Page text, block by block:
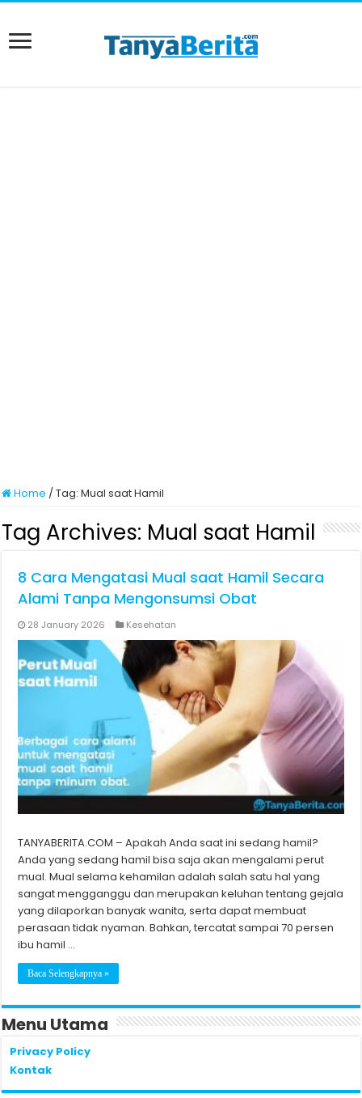
Home /Tag:Mual saat Hamil
Tag Archives: Mual saat Hamil
8 Cara Mengatasi Mual saat Hamil Secara
Alami Tanpa Mengonsumsi Obat
28 January 2026 Kesehatan
TANYABERITA.COM – Apakah Anda saat ini sedang hamil?
Anda yang sedang hamil bisa saja akan mengalami perut
mual. Mual selama kehamilan adalah salah satu hal yang
sangat mengganggu dan merupakan keluhan tentang gejala
yang dilaporkan banyak wanita, serta dapat membuat
perasaan tidak nyaman. Bahkan, tercatat sampai 70 persen
ibu hamil …
Baca Selengkapnya »
Menu Utama
Privacy Policy
Kontak